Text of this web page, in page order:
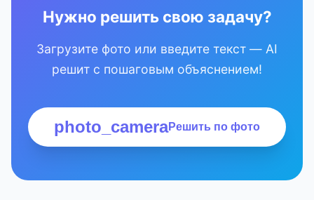
Нужно решить свою задачу?
Загрузите фото или введите текст — AI
решит с пошаговым объяснением!
photo_cameraРешить по фото